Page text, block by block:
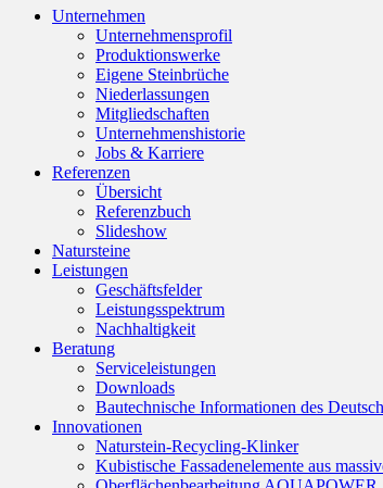
Unternehmen
Unternehmensprofil
Produktionswerke
Eigene Steinbrüche
Niederlassungen
Mitgliedschaften
Unternehmenshistorie
Jobs & Karriere
Referenzen
Übersicht
Referenzbuch
Slideshow
Natursteine
Leistungen
Geschäftsfelder
Leistungsspektrum
Nachhaltigkeit
Beratung
Serviceleistungen
Downloads
Bautechnische Informationen des
Innovationen
Naturstein-Recycling-Klinker
Kubistische Fassadenelemente aus